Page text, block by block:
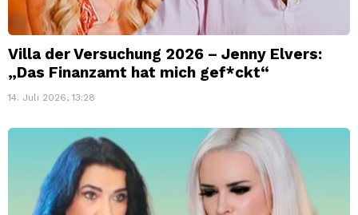
Villa der Versuchung 2026 – Jenny Elvers:
„Das Finanzamt hat mich gef*ckt“
14. Juli 2026, 13:28